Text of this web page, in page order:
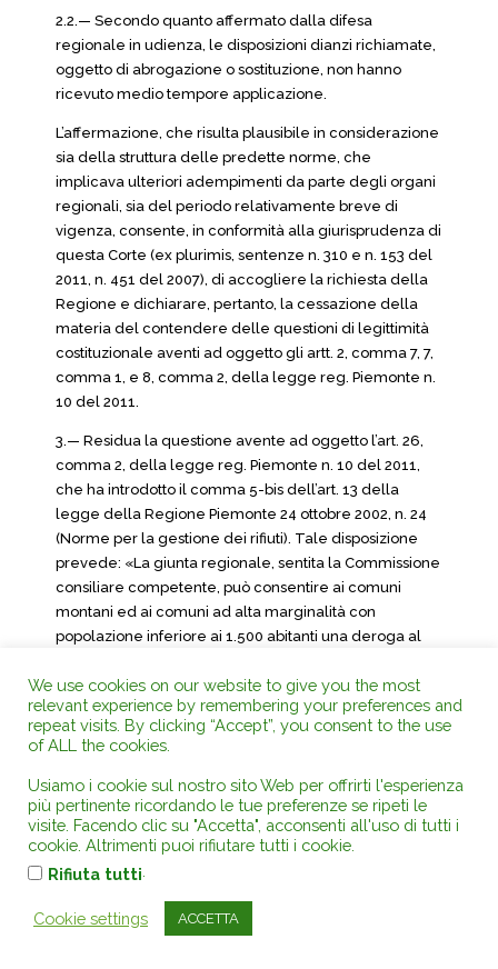
2.2.— Secondo quanto affermato dalla difesa
regionale in udienza, le disposizioni dianzi richiamate,
oggetto di abrogazione o sostituzione, non hanno
ricevuto medio tempore applicazione.
L’affermazione, che risulta plausibile in considerazione
sia della struttura delle predette norme, che
implicava ulteriori adempimenti da parte degli organi
regionali, sia del periodo relativamente breve di
vigenza, consente, in conformità alla giurisprudenza di
questa Corte (ex plurimis, sentenze n. 310 e n. 153 del
2011, n. 451 del 2007), di accogliere la richiesta della
Regione e dichiarare, pertanto, la cessazione della
materia del contendere delle questioni di legittimità
costituzionale aventi ad oggetto gli artt. 2, comma 7, 7,
comma 1, e 8, comma 2, della legge reg. Piemonte n.
10 del 2011.
3.— Residua la questione avente ad oggetto l’art. 26,
comma 2, della legge reg. Piemonte n. 10 del 2011,
che ha introdotto il comma 5-bis dell’art. 13 della
legge della Regione Piemonte 24 ottobre 2002, n. 24
(Norme per la gestione dei rifiuti). Tale disposizione
prevede: «La giunta regionale, sentita la Commissione
consiliare competente, può consentire ai comuni
montani ed ai comuni ad alta marginalità con
popolazione inferiore ai 1.500 abitanti una deroga al
differenziata, stabilendo i relativi criteri e modalità».
Lo Stato ha impugnato la suddetta norma in quanto
avrebbe introdotto una disciplina difforme da quella
legislativo 3 aprile 2006, n. 152 (Norme in materia
ambientale), secondo cui le deroghe agli obiettivi
della raccolta differenziata possono essere
autorizzate, su richiesta del Comune interessato, dal
La difesa regionale ha chiesto il rigetto della
We use cookies on our website to give you the most
relevant experience by remembering your preferences and
repeat visits. By clicking “Accept”, you consent to the use
of ALL the cookies.
Usiamo i cookie sul nostro sito Web per offrirti l'esperienza
più pertinente ricordando le tue preferenze se ripeti le
visite. Facendo clic su "Accetta", acconsenti all'uso di tutti i
cookie. Altrimenti puoi rifiutare tutti i cookie.
Rifiuta tutti
Cookie settings ACCETTA